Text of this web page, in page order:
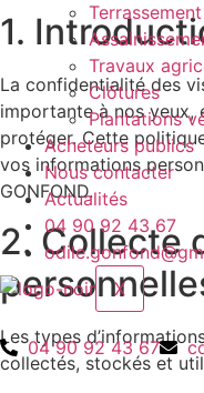
Travaux
Clôtures
Plantations
Acheteurs publics
Nous contacter
Actualités
04 90 92 43 67
X
04 90 92 43 67
1.
La confidentialité des
importante à nos yeux,
protéger. Cette
vos informations
GONFOND.
2. Collecte
Les types
collectés, stockés et